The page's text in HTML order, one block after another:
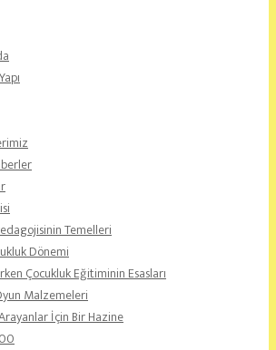
Temelleri
Dönemi
Çocukluk Eğitiminin Esasları
Malzemeleri
İçin Bir Hazine